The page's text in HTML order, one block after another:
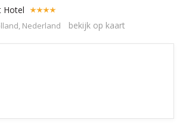
Hotel
Nederland bekijk op kaart